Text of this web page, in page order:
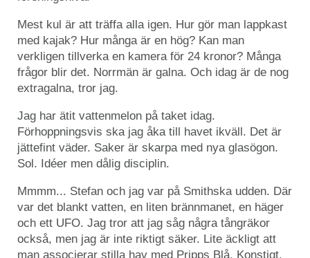
Mest kul är att träffa alla igen. Hur gör man lappkast
med kajak? Hur många är en hög? Kan man
verkligen tillverka en kamera för 24 kronor? Många
frågor blir det. Norrmän är galna. Och idag är de nog
extragalna, tror jag.
Jag har ätit vattenmelon på taket idag.
Förhoppningsvis ska jag åka till havet ikväll. Det är
jättefint väder. Saker är skarpa med nya glasögon.
Sol. Idéer men dålig disciplin.
Mmmm... Stefan och jag var på Smithska udden. Där
var det blankt vatten, en liten brännmanet, en häger
och ett UFO. Jag tror att jag såg några tångräkor
också, men jag är inte riktigt säker. Lite äckligt att
man associerar stilla hav med Pripps Blå. Konstigt.